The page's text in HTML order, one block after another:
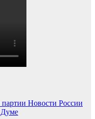
Новости России